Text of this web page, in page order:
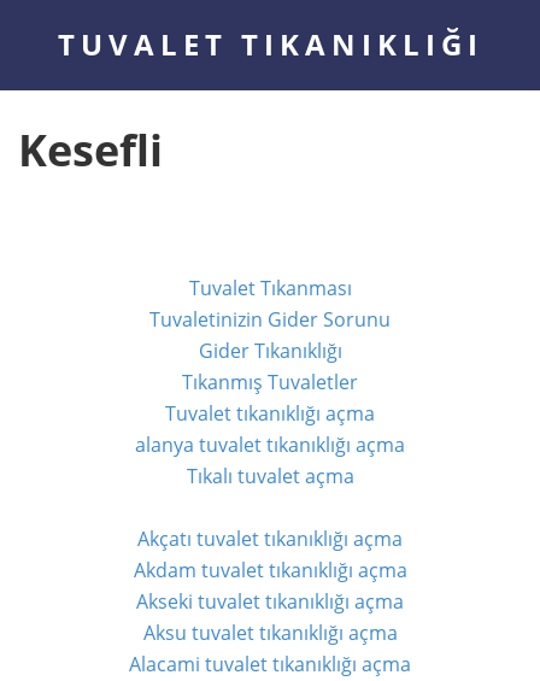
TUVALET TIKANIKLIĞI
Kesefli
Tuvalet Tıkanması
Tuvaletinizin Gider Sorunu
Gider Tıkanıklığı
Tıkanmış Tuvaletler
Tuvalet tıkanıklığı açma
alanya tuvalet tıkanıklığı açma
Tıkalı tuvalet açma
Akçatı tuvalet tıkanıklığı açma
Akdam tuvalet tıkanıklığı açma
Akseki tuvalet tıkanıklığı açma
Aksu tuvalet tıkanıklığı açma
Alacami tuvalet tıkanıklığı açma